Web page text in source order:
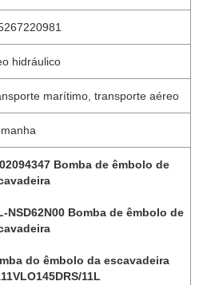
hidráulico
marítimo, transporte aéreo
Bomba de êmbolo de
NSD62N00 Bomba de êmbolo de
do êmbolo da escavadeira
11L